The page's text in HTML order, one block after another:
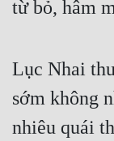
Đẹp Hiệp
Tính Cách Nhân Vật :
từ bỏ, hâm
Lục Nhai
sớm không
nhiêu quái